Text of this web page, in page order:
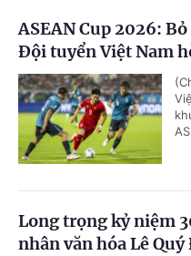
ASEAN Cup 2026:
Đội tuyển Việt Nam
Long trọng kỷ niệm
nhân văn hóa Lê